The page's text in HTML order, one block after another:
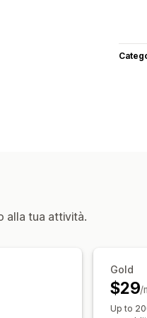
alla tua attività.
Gold
$29/
Up to